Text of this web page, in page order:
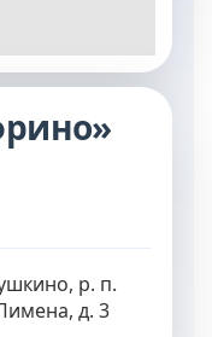
р. п.
д. 3